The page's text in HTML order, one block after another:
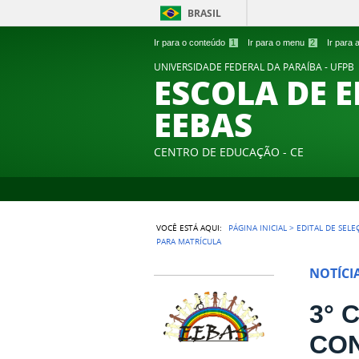
Ir para o conteúdo 1 Ir para o menu 2 Ir para
BRASIL
UNIVERSIDADE FEDERAL DA PARAÍBA - UFPB
ESCOLA DE
EEBAS
CENTRO DE EDUCAÇÃO - CE
VOCÊ ESTÁ AQUI: PÁGINA INICIAL > EDITAL DE
PARA MATRÍCULA
3°